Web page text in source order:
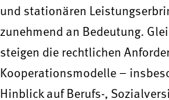
und stationären
zunehmend an Bedeutung.
steigen die rechtlichen
Kooperationsmodelle –
Hinblick auf Berufs-,